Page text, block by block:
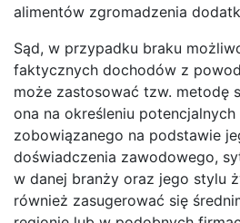
alimentów zgromadzenia
Sąd, w przypadku braku
faktycznych dochodów z
może zastosować tzw. metodę
ona na określeniu
zobowiązanego na podstawie
doświadczenia zawodowego,
w danej branży oraz jego stylu
również zasugerować się